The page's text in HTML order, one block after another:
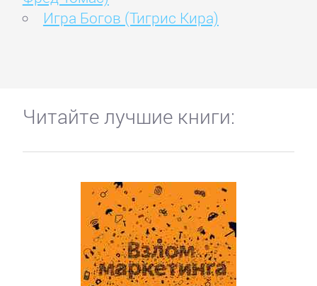
Игра Богов (Тигрис Кира)
Читайте лучшие книги: